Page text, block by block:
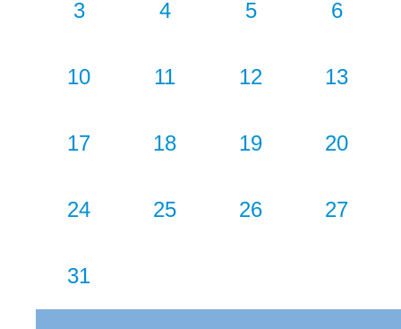
3 4 5 6
10 11 12 13
17 18 19 20
24 25 26 27
31